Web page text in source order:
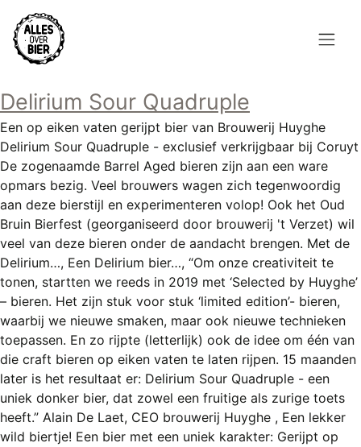
Overslaan
en
naar
gaan
Topmenu
INLOGGEN
REGISTREREN
ADVERTEREN
MELDPUNT
Hoofdnavigatie
HOME
BROUWEN
BLOG
AANBOD
AGENDA
CONTACT
Delirium Sour Quadruple
Een op eiken vaten gerijpt bier van Brouwerij Huyghe
Delirium Sour Quadruple - exclusief verkrijgbaar bij Coruyt
De zogenaamde Barrel Aged bieren zijn aan een ware
opmars bezig. Veel brouwers wagen zich tegenwoordig
aan deze bierstijl en experimenteren volop! Ook het Oud
Bruin Bierfest (georganiseerd door brouwerij 't Verzet) wil
veel van deze bieren onder de aandacht brengen. Met de
Delirium…, Een Delirium bier…, “Om onze creativiteit te
tonen, startten we reeds in 2019 met ‘Selected by Huyghe’
– bieren. Het zijn stuk voor stuk ‘limited edition’- bieren,
waarbij we nieuwe smaken, maar ook nieuwe technieken
toepassen. En zo rijpte (letterlijk) ook de idee om één van
die craft bieren op eiken vaten te laten rijpen. 15 maanden
later is het resultaat er: Delirium Sour Quadruple - een
uniek donker bier, dat zowel een fruitige als zurige toets
heeft.” Alain De Laet, CEO brouwerij Huyghe , Een lekker
wild biertje! Een bier met een uniek karakter: Gerijpt op